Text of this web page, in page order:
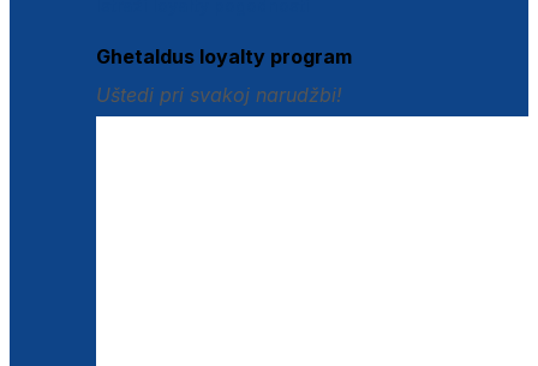
Ghetaldus loyalty program
Uštedi pri svakoj narudžbi!